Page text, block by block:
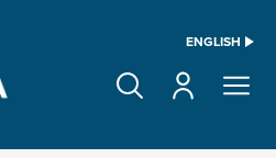
ENGLISH